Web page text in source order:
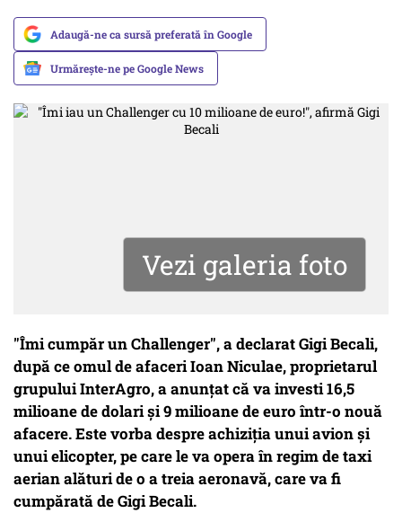
Adaugă-ne ca sursă preferată în Google
Urmărește-ne pe Google News
Vezi galeria foto
"Îmi cumpăr un Challenger", a declarat Gigi Becali,
după ce omul de afaceri Ioan Niculae, proprietarul
grupului InterAgro, a anunţat că va investi 16,5
milioane de dolari şi 9 milioane de euro într-o nouă
afacere. Este vorba despre achiziţia unui avion şi
unui elicopter, pe care le va opera în regim de taxi
aerian alături de o a treia aeronavă, care va fi
cumpărată de Gigi Becali.